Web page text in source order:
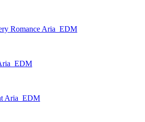
Romance Aria_EDM
Aria_EDM